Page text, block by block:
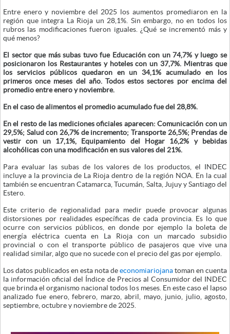
Entre enero y noviembre del 2025 los aumentos promediaron en la
región que integra La Rioja un 28,1%. Sin embargo, no en todos los
rubros las modificaciones fueron iguales. ¿Qué se incrementó más y
qué menos?
El sector que más subas tuvo fue Educación con un 74,7% y luego se
posicionaron los Restaurantes y hoteles con un 37,7%. Mientras que
los servicios públicos quedaron en un 34,1% acumulado en los
primeros once meses del año. Todos estos sectores por encima del
promedio entre enero y noviembre.
En el caso de alimentos el promedio acumulado fue del 28,8%.
En el resto de las mediciones oficiales aparecen: Comunicación con un
29,5%; Salud con 26,7% de incremento; Transporte 26,5%; Prendas de
vestir con un 17,1%, Equipamiento del Hogar 16,2% y bebidas
alcohólicas con una modificación en sus valores del 21%.
Para evaluar las subas de los valores de los productos, el INDEC
incluye a la provincia de La Rioja dentro de la región NOA. En la cual
también se encuentran Catamarca, Tucumán, Salta, Jujuy y Santiago del
Estero.
Este criterio de regionalidad para medir puede provocar algunas
distorsiones por realidades específicas de cada provincia. Es lo que
ocurre con servicios públicos, en donde por ejemplo la boleta de
energía eléctrica cuenta en La Rioja con un marcado subsidio
provincial o con el transporte público de pasajeros que vive una
realidad similar, algo que no sucede con el precio del gas por ejemplo.
Los datos publicados en esta nota deeconomiariojanatoman en cuenta
la información oficial del Índice de Precios al Consumidor del INDEC
que brinda el organismo nacional todos los meses. En este caso el lapso
analizado fue enero, febrero, marzo, abril, mayo, junio, julio, agosto,
septiembre, octubre y noviembre de 2025.